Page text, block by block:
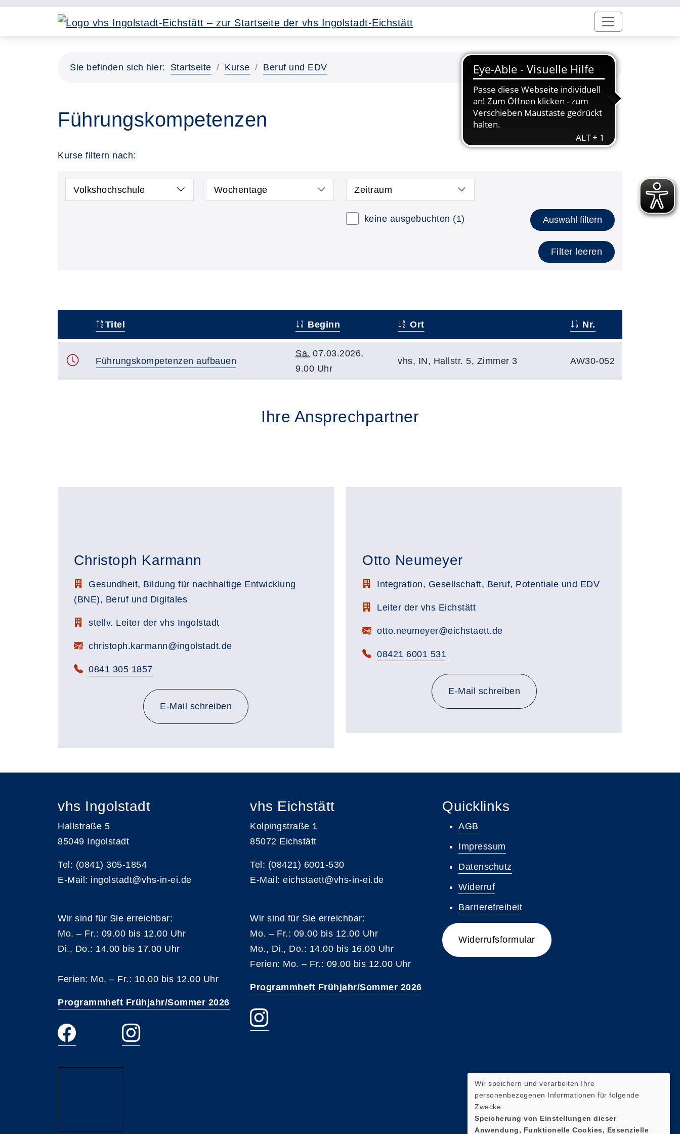
Sie befinden sich hier: Startseite Kurse Beruf und EDV
Führungskompetenzen
Kurse filtern nach:
Volkshochschule Wochentage Zeitraum
keine ausgebuchten (1) Auswahl filtern
Filter leeren
Titel Beginn Ort Nr.
Führungskompetenzen aufbauen
Sa. 07.03.2026,
9.00 Uhr
vhs, IN, Hallstr. 5, Zimmer 3 AW30-052
Ihre Ansprechpartner
Christoph Karmann
Stellenbezeichnung:
Gesundheit, Bildung für nachhaltige Entwicklung
(BNE), Beruf und Digitales
Zimmerbezeichnung:
stellv. Leiter der vhs Ingolstadt
E-Mail:christoph.karmann@ingolstadt.de
Telefon:
0841 305 1857
E-Mail schreiben
Otto Neumeyer
Stellenbezeichnung:
Integration, Gesellschaft, Beruf, Potentiale und EDV
Zimmerbezeichnung:
Leiter der vhs Eichstätt
E-Mail:otto.neumeyer@eichstaett.de
Telefon:
08421 6001 531
E-Mail schreiben
vhs Ingolstadt
Hallstraße 5
85049 Ingolstadt
Tel: (0841) 305-1854
E-Mail: ingolstadt@vhs-in-ei.de
Wir sind für Sie erreichbar:
Mo. – Fr.: 09.00 bis 12.00 Uhr
Di., Do.: 14.00 bis 17.00 Uhr
Ferien: Mo. – Fr.: 10.00 bis 12.00 Uhr
Programmheft Frühjahr/Sommer 2026
vhs Eichstätt
Kolpingstraße 1
85072 Eichstätt
Tel: (08421) 6001-530
E-Mail: eichstaett@vhs-in-ei.de
Wir sind für Sie erreichbar:
Mo. – Fr.: 09.00 bis 12.00 Uhr
Mo., Di., Do.: 14.00 bis 16.00 Uhr
Ferien: Mo. – Fr.: 09.00 bis 12.00 Uhr
Programmheft Frühjahr/Sommer 2026
Quicklinks
AGB
Impressum
Datenschutz
Widerruf
Barrierefreiheit
Widerrufsformular
Wir speichern und verarbeiten Ihre
personenbezogenen Informationen für folgende
Zwecke:
Speicherung von Einstellungen dieser
Anwendung, Funktionelle Cookies, Essenzielle